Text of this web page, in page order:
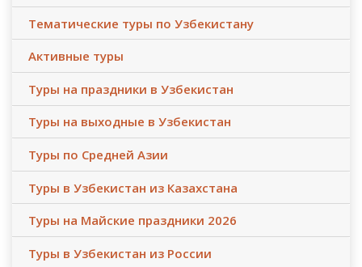
Тематические туры по Узбекистану
Активные туры
Туры на праздники в Узбекистан
Туры на выходные в Узбекистан
Туры по Средней Азии
Туры в Узбекистан из Казахстана
Туры на Майские праздники 2026
Туры в Узбекистан из России